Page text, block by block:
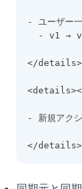
- ユーザ
- v1 →
</details>
- 新規アク
</details>